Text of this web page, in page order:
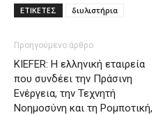
ΕΤΙΚΕΤΕΣ διυλιστήρια
Προηγούμενο άρθρο
KIEFER: Η ελληνική εταιρεία
που συνδέει την Πράσινη
Ενέργεια, την Τεχνητή
Νοημοσύνη και τη Ρομποτική,